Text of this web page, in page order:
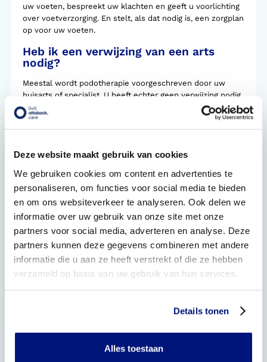
Deze website maakt gebruik van cookies
We gebruiken cookies om content en advertenties te
personaliseren, om functies voor social media te bieden
en om ons websiteverkeer te analyseren. Ook delen we
informatie over uw gebruik van onze site met onze
partners voor social media, adverteren en analyse. Deze
partners kunnen deze gegevens combineren met andere
informatie die u aan ze heeft verstrekt of die ze hebben
verzameld op basis van uw gebruik van hun services.
Details tonen
Alles toestaan
uw voeten, bespreekt uw klachten en geeft u voorlichting
over voetverzorging. En stelt, als dat nodig is, een zorgplan
op voor uw voeten.
Heb ik een verwijzing van een arts
nodig?
Meestal wordt podotherapie voorgeschreven door uw
huisarts of specialist. U heeft echter geen verwijzing nodig.
Als u denkt dat podotherapie uw klachten kan verhelpen,
kunt u zelf contact opnemen met een podotherapeut.
zorgverzekeraar?
Behandelingen worden geheel of gedeeltelijk vergoed
vanuit de aanvullende verzekering. De hoogte van uw
hetvergoedingenoverzicht of informeer rechtstreeks bij
uw zorgverzekeraar.
Meer weten over podotherapie?
Kom meer te weten over podotherapie via de websites
van onderstaande
Gerelateerde vragen